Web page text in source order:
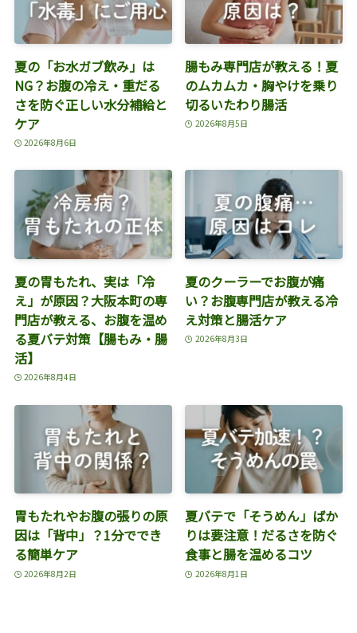
夏の「お水ガブ飲み」は
NG？お腹の冷え・重だる
さを防ぐ正しい水分補給と
ケア
2026年8月6日
腸もみ専門店が教える！夏
のムカムカ・胸やけを乗り
切るいたわり腸活
2026年8月5日
夏の胃もたれ、実は「冷
え」が原因？大阪本町の専
門店が教える、お腹を温め
る夏バテ対策【腸もみ・腸
活】
2026年8月4日
夏のクーラーでお腹が痛
い？お腹専門店が教える冷
え対策と腸活ケア
2026年8月3日
胃もたれやお腹の張りの原
因は「背中」？1分ででき
る簡単ケア
2026年8月2日
夏バテで「そうめん」ばか
りは要注意！だるさを防ぐ
食事と腸を温めるコツ
2026年8月1日